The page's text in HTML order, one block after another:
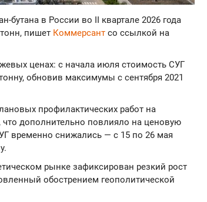
бутана в России во II квартале 2026 года
пишет Коммерсант со ссылкой на
ценах: с начала июля стоимость СУГ
обновив максимумы с сентября 2021
профилактических работ на
дополнительно повлияло на ценовую
временно снижались — с 15 по 26 мая
рынке зафиксирован резкий рост
обострением геополитической